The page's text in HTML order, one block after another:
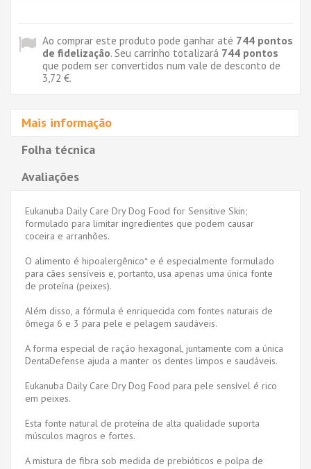
Ao comprar este produto pode ganhar até 744 pontos
de fidelização. Seu carrinho totalizará 744 pontos
que podem ser convertidos num vale de desconto de
3,72 €.
Mais informação
Folha técnica
Avaliações
Eukanuba Daily Care Dry Dog Food for Sensitive Skin;
formulado para limitar ingredientes que podem causar
coceira e arranhões.
O alimento é hipoalergênico* e é especialmente formulado
para cães sensíveis e, portanto, usa apenas uma única fonte
de proteína (peixes).
Além disso, a fórmula é enriquecida com fontes naturais de
ômega 6 e 3 para pele e pelagem saudáveis.
A forma especial de ração hexagonal, juntamente com a única
DentaDefense ajuda a manter os dentes limpos e saudáveis.
Eukanuba Daily Care Dry Dog Food para pele sensível é rico
em peixes.
Esta fonte natural de proteína de alta qualidade suporta
músculos magros e fortes.
A mistura de fibra sob medida de prebióticos e polpa de